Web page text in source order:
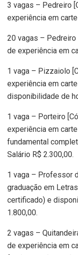
3 vagas – Pedreiro
experiência em
20 vagas –
de experiência em
1 vaga – Pizzaiolo
experiência em
disponibilidade de
1 vaga – Porteiro
experiência em
fundamental
Salário R$ 2.300,00.
1 vaga – Professor
graduação em
certificado) e
1.800,00.
2 vagas –
de experiência em